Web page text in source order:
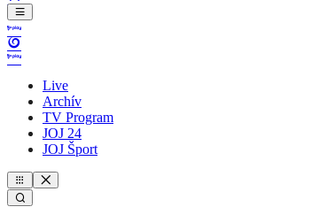
Live
Archív
TV Program
JOJ 24
JOJ Šport